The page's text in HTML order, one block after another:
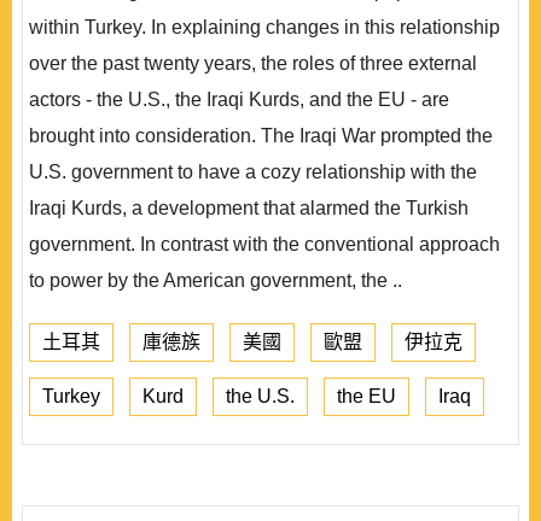
within Turkey. In explaining changes in this relationship
over the past twenty years, the roles of three external
actors - the U.S., the Iraqi Kurds, and the EU - are
brought into consideration. The Iraqi War prompted the
U.S. government to have a cozy relationship with the
Iraqi Kurds, a development that alarmed the Turkish
government. In contrast with the conventional approach
to power by the American government, the ..
土耳其 庫德族 美國 歐盟 伊拉克
Turkey Kurd the U.S. the EU Iraq